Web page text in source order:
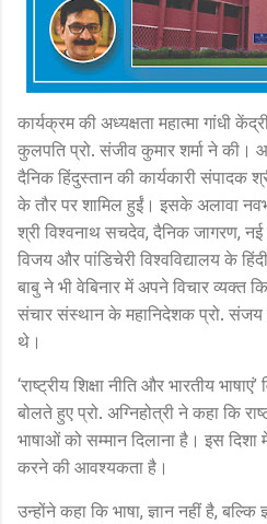
कार्यक्रम की अध्यक्षता महात्मा गांधी
कुलपति प्रो. संजीव कुमार शर्मा ने की।
दैनिक हिंदुस्तान की कार्यकारी संपादक
के तौर पर शामिल हुईं। इसके अलावा
श्री विश्वनाथ सचदेव, दैनिक जागरण,
विजय और पांडिचेरी विश्वविद्यालय के
बाबु ने भी वेबिनार में अपने विचार व्यक्त
संचार संस्थान के महानिदेशक प्रो. संजय
थे।
‘राष्ट्रीय शिक्षा नीति और भारतीय भाषाएं’
बोलते हुए प्रो. अग्निहोत्री ने कहा कि
भाषाओं को सम्मान दिलाना है। इस
करने की आवश्यकता है।
उन्होंने कहा कि भाषा, ज्ञान नहीं है, बल्कि